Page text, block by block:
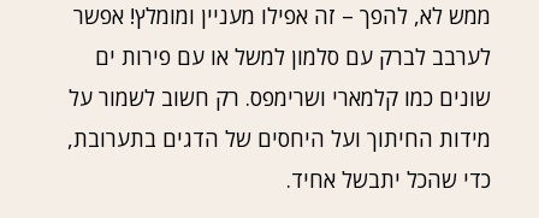
ממש לא, להפך – זה אפילו מעניין ומומלץ! אפשר
לערבב לברק עם סלמון למשל או עם פירות ים
שונים כמו קלמארי ושרימפס. רק חשוב לשמור על
מידות החיתוך ועל היחסים של הדגים בתערובת,
כדי שהכל יתבשל אחיד.